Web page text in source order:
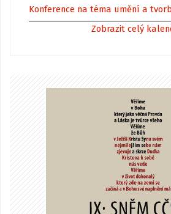
Konference na téma umění a
Zobrazit celý